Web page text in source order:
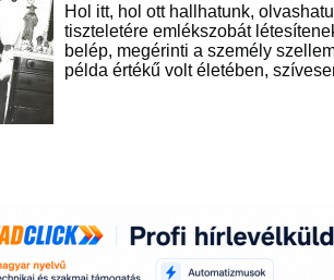
Hol itt, hol ott hallhatunk,
tiszteletére emlékszobát
belép, megérinti a személy
példa értékű volt életében,